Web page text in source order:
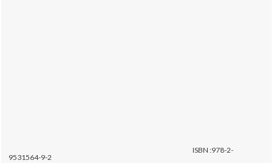
ISBN :978-2-
9531564-9-2